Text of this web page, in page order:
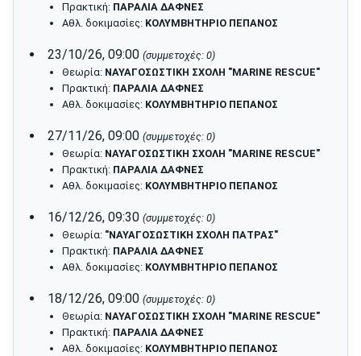
Πρακτική: ΠΑΡΑΛΙΑ ΔΑΦΝΕΣ
Αθλ. δοκιμασίες: ΚΟΛΥΜΒΗΤΗΡΙΟ ΠΕΠΑΝΟΣ
23/10/26, 09:00 (συμμετοχές: 0)
Θεωρία: ΝΑΥΑΓΟΣΩΣΤΙΚΗ ΣΧΟΛΗ "MARINE RESCUE"
Πρακτική: ΠΑΡΑΛΙΑ ΔΑΦΝΕΣ
Αθλ. δοκιμασίες: ΚΟΛΥΜΒΗΤΗΡΙΟ ΠΕΠΑΝΟΣ
27/11/26, 09:00 (συμμετοχές: 0)
Θεωρία: ΝΑΥΑΓΟΣΩΣΤΙΚΗ ΣΧΟΛΗ "MARINE RESCUE"
Πρακτική: ΠΑΡΑΛΙΑ ΔΑΦΝΕΣ
Αθλ. δοκιμασίες: ΚΟΛΥΜΒΗΤΗΡΙΟ ΠΕΠΑΝΟΣ
16/12/26, 09:30 (συμμετοχές: 0)
Θεωρία: "ΝΑΥΑΓΟΣΩΣΤΙΚΗ ΣΧΟΛΗ ΠΑΤΡΑΣ"
Πρακτική: ΠΑΡΑΛΙΑ ΔΑΦΝΕΣ
Αθλ. δοκιμασίες: ΚΟΛΥΜΒΗΤΗΡΙΟ ΠΕΠΑΝΟΣ
18/12/26, 09:00 (συμμετοχές: 0)
Θεωρία: ΝΑΥΑΓΟΣΩΣΤΙΚΗ ΣΧΟΛΗ "MARINE RESCUE"
Πρακτική: ΠΑΡΑΛΙΑ ΔΑΦΝΕΣ
Αθλ. δοκιμασίες: ΚΟΛΥΜΒΗΤΗΡΙΟ ΠΕΠΑΝΟΣ